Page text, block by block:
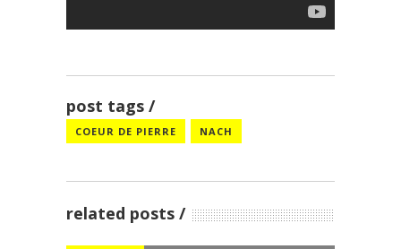
post tags
COEUR DE PIERRE NACH
related posts